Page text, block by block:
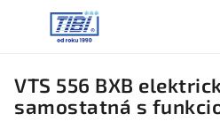
VTS 556 BXB
samostatná s